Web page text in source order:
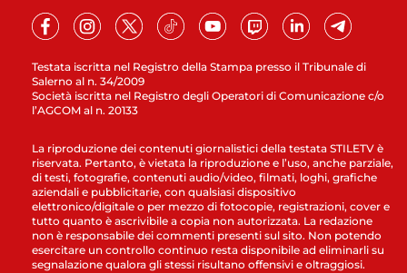
Testata iscritta nel Registro della Stampa presso il Tribunale di
Salerno al n. 34/2009
Società iscritta nel Registro degli Operatori di Comunicazione c/o
l’AGCOM al n. 20133
La riproduzione dei contenuti giornalistici della testata STILETV è
riservata. Pertanto, è vietata la riproduzione e l’uso, anche parziale,
di testi, fotografie, contenuti audio/video, filmati, loghi, grafiche
aziendali e pubblicitarie, con qualsiasi dispositivo
elettronico/digitale o per mezzo di fotocopie, registrazioni, cover e
tutto quanto è ascrivibile a copia non autorizzata. La redazione
non è responsabile dei commenti presenti sul sito. Non potendo
esercitare un controllo continuo resta disponibile ad eliminarli su
segnalazione qualora gli stessi risultano offensivi e oltraggiosi.